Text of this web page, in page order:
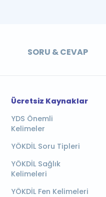
SORU & CEVAP
Ücretsiz Kaynaklar
YDS Önemli
Kelimeler
YÖKDİL Soru Tipleri
YÖKDİL Sağlık
Kelimeleri
YÖKDİL Fen Kelimeleri